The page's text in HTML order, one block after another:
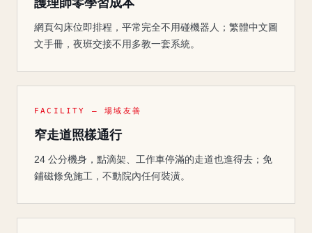
網頁勾床位即排程，平常完全不用碰機器人；繁體中文圖
文手冊，夜班交接不用多教一套系統。
FACILITY — 場域友善
窄走道照樣通行
24 公分機身，點滴架、工作車停滿的走道也進得去；免
鋪磁條免施工，不動院內任何裝潢。